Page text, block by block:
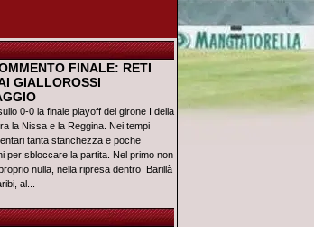
FINALE: RETI
GIALLOROSSI
0-0 la finale playoff del girone I della
la Nissa e la Reggina. Nei tempi
tanta stanchezza e poche
per sbloccare la partita. Nel primo non
nulla, nella ripresa dentro Barillà
al...